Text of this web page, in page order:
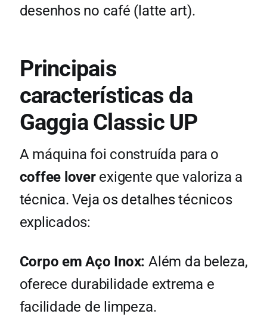
desenhos no café (latte art).
Principais
características da
Gaggia Classic UP
A máquina foi construída para o
coffee loverexigente que valoriza a
técnica. Veja os detalhes técnicos
explicados:
Corpo em Aço Inox: Além da beleza,
oferece durabilidade extrema e
facilidade de limpeza.